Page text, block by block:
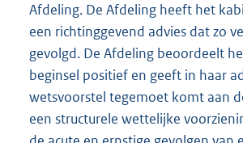
Afdeling. De Afdeling heeft het
een richtinggevend advies dat zo
gevolgd. De Afdeling beoordeelt
beginsel positief en geeft in haar
wetsvoorstel tegemoet komt aan
een structurele wettelijke